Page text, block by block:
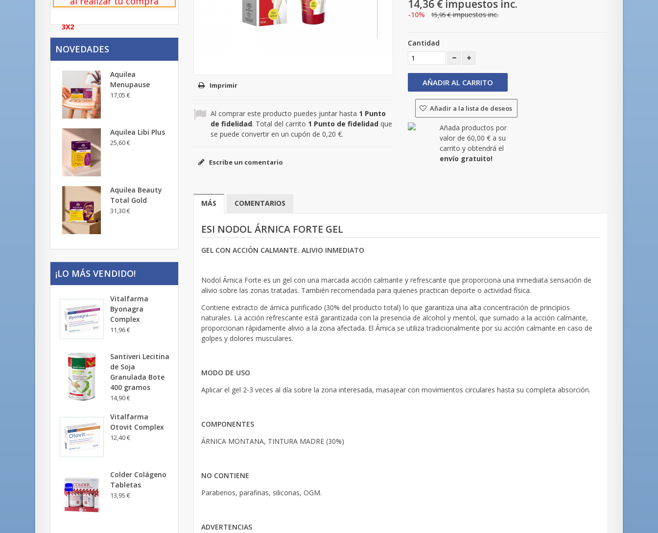
3X2
NOVEDADES
Aquilea
Menupause
17,05 €
Aquilea Libi Plus
25,60 €
Aquilea Beauty
Total Gold
31,30 €
¡LO MÁS VENDIDO!
Vitalfarma
Byonagra
Complex
11,96 €
Santiveri Lecitina
de Soja
Granulada Bote
400 gramos
14,90 €
Vitalfarma
Otovit Complex
12,40 €
Colder Colágeno
Tabletas
13,95 €
Imprimir
Al comprar este producto puedes juntar hasta 1 Punto
de fidelidad. Total del carrito 1 Punto de fidelidadque
se puede convertir en un cupón de 0,20 €.
Escribe un comentario
14,36 € impuestos inc.
-10% 15,95 €impuestos inc.
Cantidad
AÑADIR AL CARRITO
Añadir a la lista de deseos
Añada productos por
valor de60,00 € a su
carrito y obtendrá el
envío gratuito!
MÁS COMENTARIOS
ESI NODOL ÁRNICA FORTE GEL
GEL CON ACCIÓN CALMANTE. ALIVIO INMEDIATO
Nodol Árnica Forte es un gel con una marcada acción calmante y refrescante que proporciona una inmediata sensación de
alivio sobre las zonas tratadas. También recomendada para quienes practican deporte o actividad física.
Contiene extracto de árnica purificado (30% del producto total) lo que garantiza una alta concentración de principios
naturales. La acción refrescante está garantizada con la presencia de alcohol y mentol, que sumado a la acción calmante,
proporcionan rápidamente alivio a la zona afectada. El Árnica se utiliza tradicionalmente por su acción calmante en caso de
golpes y dolores musculares.
MODO DE USO
Aplicar el gel 2-3 veces al día sobre la zona interesada, masajear con movimientos circulares hasta su completa absorción.
COMPONENTES
ÁRNICA MONTANA, TINTURA MADRE (30%)
NO CONTIENE
Parabenos, parafinas, siliconas, OGM.
ADVERTENCIAS